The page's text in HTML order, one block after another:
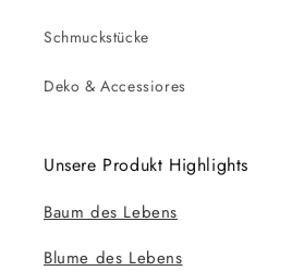
Schmuckstücke
Deko & Accessiores
Unsere Produkt Highlights
Baum des Lebens
Blume des Lebens